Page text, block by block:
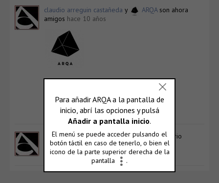
claudio arreguin castañeda y ARQAson ahora
amigos hace 10 años
ARQA
Ver Perfil
claudio arreguin castañedaahora es un usuario
registradohace 10 años